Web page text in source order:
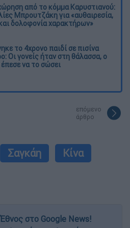
από το κόμμα Καρυστιανού:
Μπρουτζάκη για «αυθαιρεσία,
δολοφονία χαρακτήρων»
το 4χρονο παιδί σε πισίνα
Οι γονείς ήταν στη θάλασσα, ο
να το σώσει
επόμενο
άρθρο
Σαγκάη
Κίνα
στο Google News!